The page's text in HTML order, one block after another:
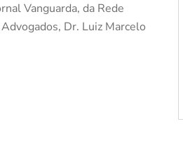
Vanguarda, da Rede
Dr. Luiz Marcelo